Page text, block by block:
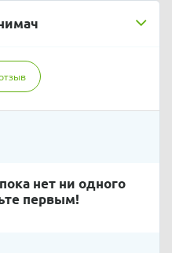
нет ни одного
первым!